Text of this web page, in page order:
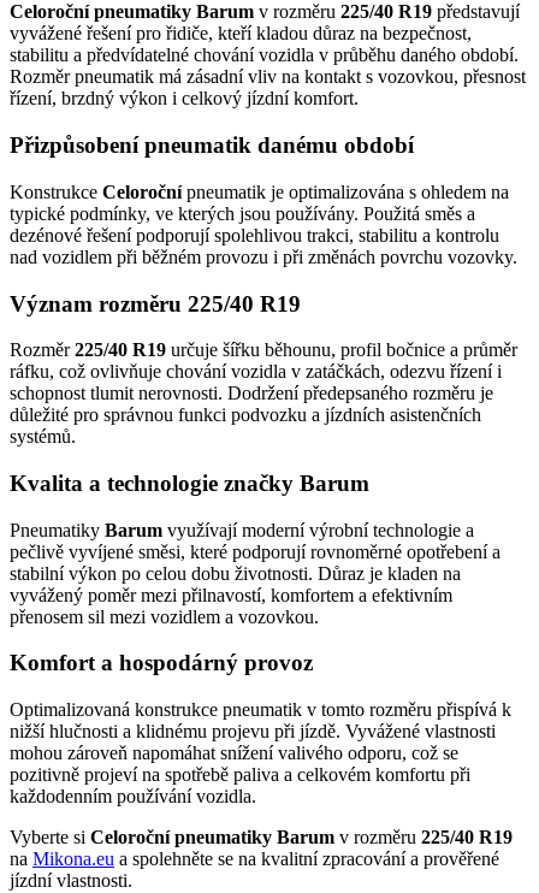
Celoroční pneumatiky Barum v rozměru 225/40 R19 představují
vyvážené řešení pro řidiče, kteří kladou důraz na bezpečnost,
stabilitu a předvídatelné chování vozidla v průběhu daného období.
Rozměr pneumatik má zásadní vliv na kontakt s vozovkou, přesnost
řízení, brzdný výkon i celkový jízdní komfort.
Přizpůsobení pneumatik danému období
Konstrukce Celoročnípneumatik je optimalizována s ohledem na
typické podmínky, ve kterých jsou používány. Použitá směs a
dezénové řešení podporují spolehlivou trakci, stabilitu a kontrolu
nad vozidlem při běžném provozu i při změnách povrchu vozovky.
Význam rozměru 225/40 R19
Rozměr225/40 R19 určuje šířku běhounu, profil bočnice a průměr
ráfku, což ovlivňuje chování vozidla v zatáčkách, odezvu řízení i
schopnost tlumit nerovnosti. Dodržení předepsaného rozměru je
důležité pro správnou funkci podvozku a jízdních asistenčních
systémů.
Kvalita a technologie značky Barum
Pneumatiky Barum využívají moderní výrobní technologie a
pečlivě vyvíjené směsi, které podporují rovnoměrné opotřebení a
stabilní výkon po celou dobu životnosti. Důraz je kladen na
vyvážený poměr mezi přilnavostí, komfortem a efektivním
přenosem sil mezi vozidlem a vozovkou.
Komfort a hospodárný provoz
Optimalizovaná konstrukce pneumatik v tomto rozměru přispívá k
nižší hlučnosti a klidnému projevu při jízdě. Vyvážené vlastnosti
mohou zároveň napomáhat snížení valivého odporu, což se
pozitivně projeví na spotřebě paliva a celkovém komfortu při
každodenním používání vozidla.
Vyberte si Celoroční pneumatiky Barum v rozměru 225/40 R19
na Mikona.eu a spolehněte se na kvalitní zpracování a prověřené
jízdní vlastnosti.